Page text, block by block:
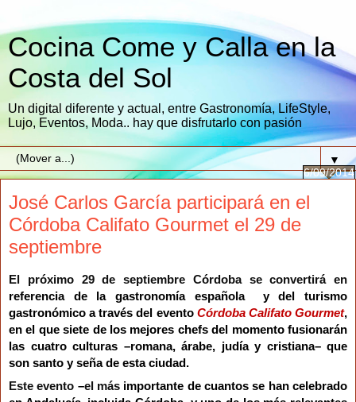
Cocina Come y Calla en la
Costa del Sol
Un digital diferente y actual, entre Gastronomía, LifeStyle,
Lujo, Eventos, Moda.. hay que disfrutarlo con pasión
▼
6/09/2014
José Carlos García participará en el
Córdoba Califato Gourmet el 29 de
septiembre
El próximo 29 de septiembre Córdoba se convertirá en
referencia de la gastronomía española y del turismo
gastronómico a través del evento Córdoba Califato Gourmet,
en el que siete de los mejores chefs del momento fusionarán
las cuatro culturas –romana, árabe, judía y cristiana– que
son santo y seña de esta ciudad.
Este evento –el más importante de cuantos se han celebrado